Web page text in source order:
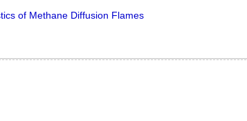
of Methane Diffusion Flames